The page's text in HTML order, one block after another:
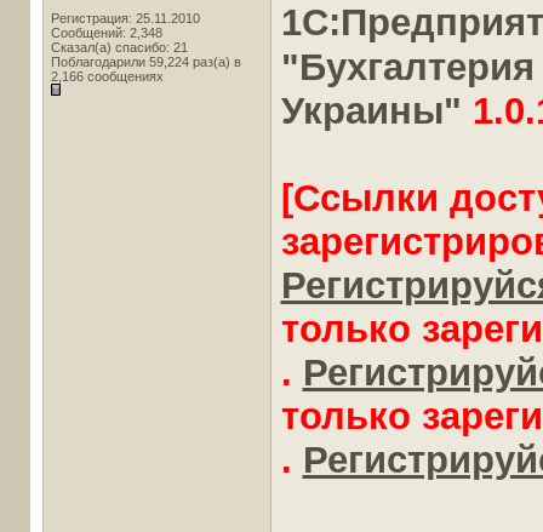
Регистрация: 25.11.2010
Сообщений: 2,348
Сказал(а) спасибо: 21
Поблагодарили 59,224 раз(а) в
2,166 сообщениях
Украины"
[Ссылки
только
.
только
.